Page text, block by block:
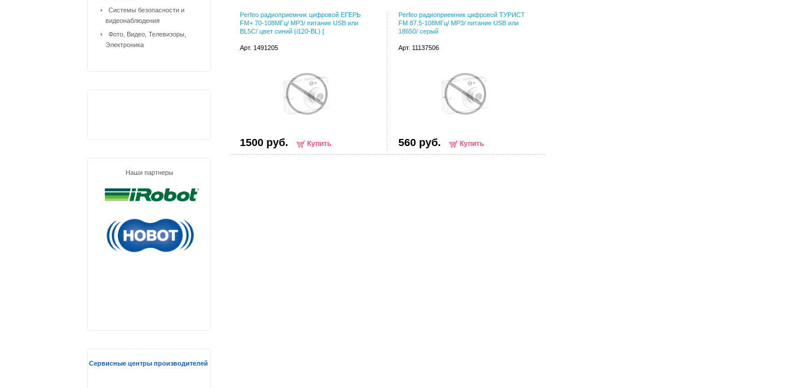
Perfeo радиоприемник цифровой ЕГЕРЬ
FM+ 70-108МГц/ MP3/ питание USB или
BL5C/ цвет синий (i120-BL) [
Арт. 1491205
1500 руб. Купить
Perfeo радиоприемник цифровой ТУРИСТ
FM 87.5-108МГц/ MP3/ питание USB или
18650/ серый
Арт. 11137506
560 руб. Купить
Системы безопасности и
видеонаблюдения
Фото, Видео, Телевизоры,
Электроника
Наши партнеры
Сервисные центры производителей